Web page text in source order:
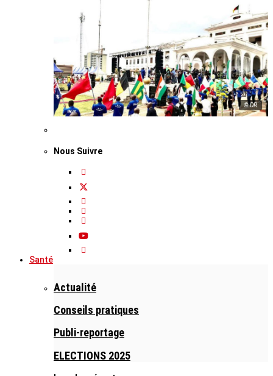
© DR
Nous Suivre
Santé
Actualité
Conseils pratiques
Publi-reportage
ELECTIONS 2025